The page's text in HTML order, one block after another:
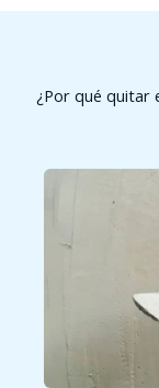
¿Por qué quitar